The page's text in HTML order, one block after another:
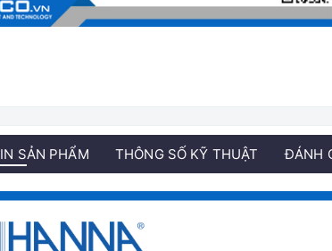
SẢN PHẨM THÔNG SỐ KỸ THUẬT ĐÁNH